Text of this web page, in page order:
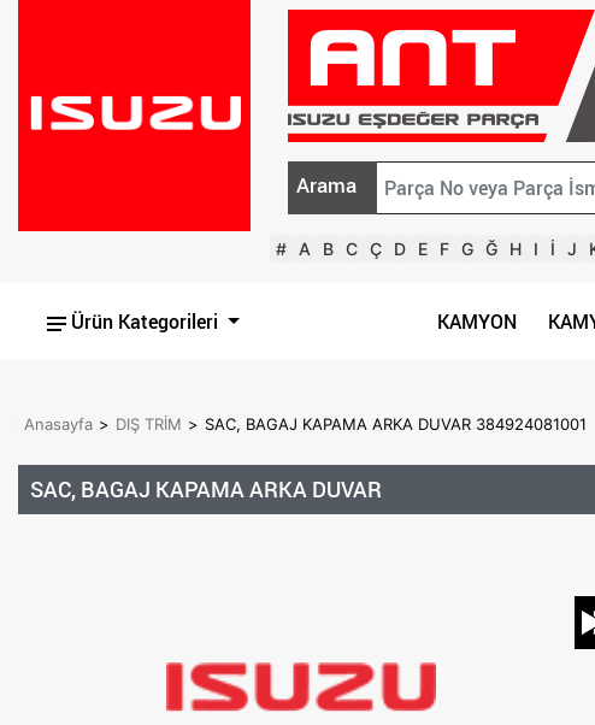
Arama
# A B C Ç D E F G Ğ H I İ J
Ürün Kategorileri KAMYON
Anasayfa > DIŞ TRİM > SAC, BAGAJ KAPAMA ARKA DUVAR 384924081001
SAC, BAGAJ KAPAMA ARKA DUVAR